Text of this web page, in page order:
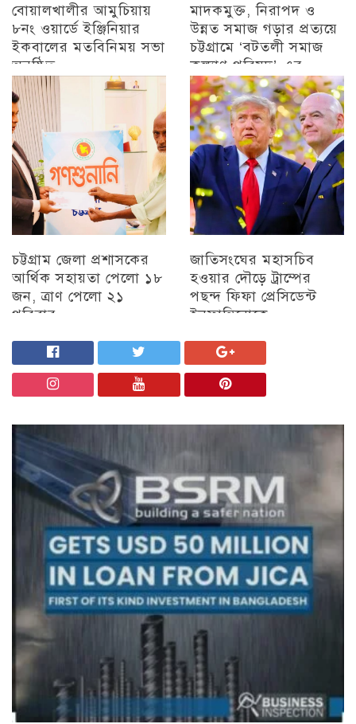
বোয়ালখালীর আমুচিয়ায়
৮নং ওয়ার্ডে ইঞ্জিনিয়ার
ইকবালের মতবিনিময় সভা
অনুষ্ঠিত
চট্টগ্রাম
মাদকমুক্ত, নিরাপদ ও
উন্নত সমাজ গড়ার প্রত্যয়ে
চট্টগ্রামে ‘বটতলী সমাজ
কল্যাণ পরিষদ’-এর
মতবিনিময় সভা অনুষ্ঠিত
চট্টগ্রাম
চট্টগ্রাম জেলা প্রশাসকের
আর্থিক সহায়তা পেলো ১৮
জন, ত্রাণ পেলো ২১
পরিবার
চট্টগ্রাম
জাতিসংঘের মহাসচিব
হওয়ার দৌড়ে ট্রাম্পের
পছন্দ ফিফা প্রেসিডেন্ট
ইনফান্তিনোকে
চট্টগ্রাম